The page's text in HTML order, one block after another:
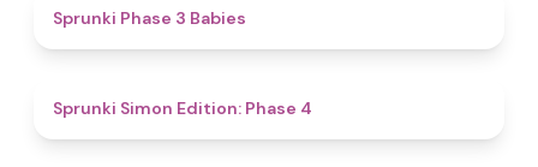
Sprunki Phase 3 Babies
Sprunki Simon Edition: Phase 4